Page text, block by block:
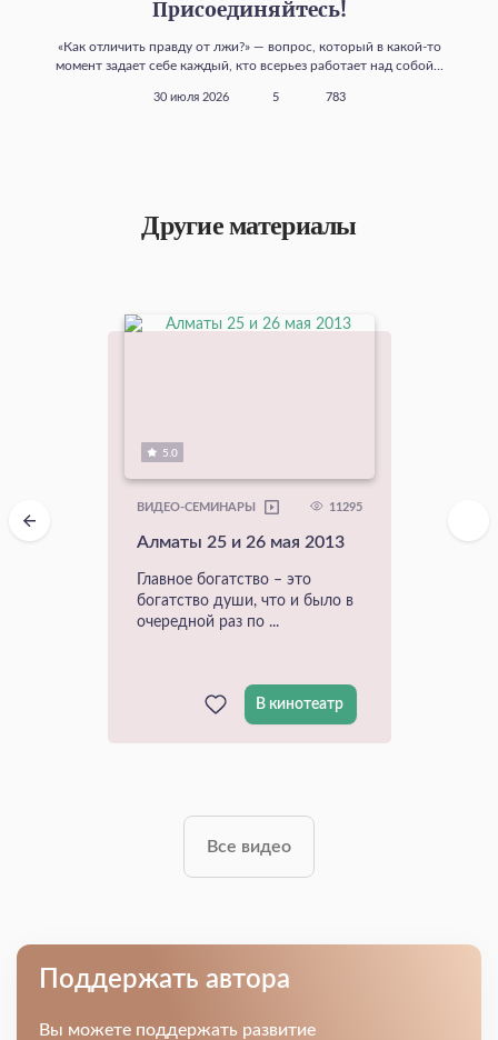
Присоединяйтесь!
«Как отличить правду от лжи?» — вопрос, который в какой‑то
момент задает себе каждый, кто всерьез работает над собой...
30 июля 2026 5 783
Другие материалы
5.0
ВИДЕО-СЕМИНАРЫ 11295
Алматы 25 и 26 мая 2013
Главное богатство – это
богатство души, что и было в
очередной раз по ...
В кинотеатр
Все видео
Поддержать автора
Вы можете поддержать развитие